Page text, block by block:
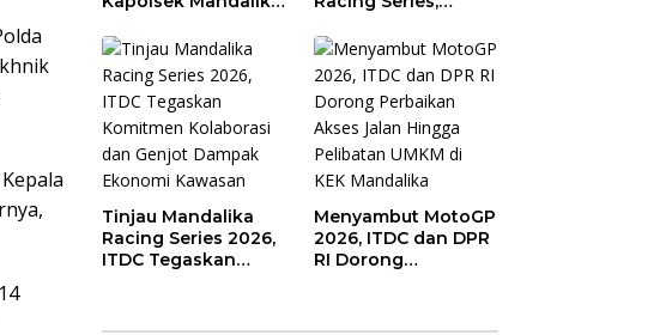
Muda Salurkan Hobi
di Sirkuit, Bukan
Jalan Raya
Agaska Ungkap
Kunci Kemenangan
Tinjau Mandalika
Racing Series 2026,
ITDC Tegaskan
Menyambut MotoGP
2026, ITDC dan DPR
RI Dorong